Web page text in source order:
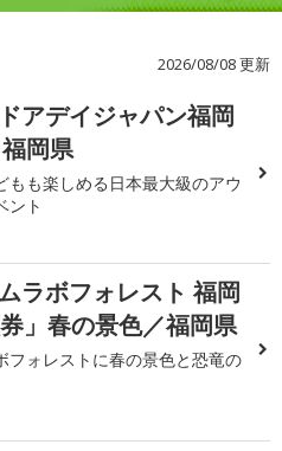
2026/08/08 更新
アデイジャパン福岡
岡県
もも楽しめる日本最大級のアウ
ント
ムラボフォレスト 福岡
」春の景色／福岡県
フォレストに春の景色と恐竜の